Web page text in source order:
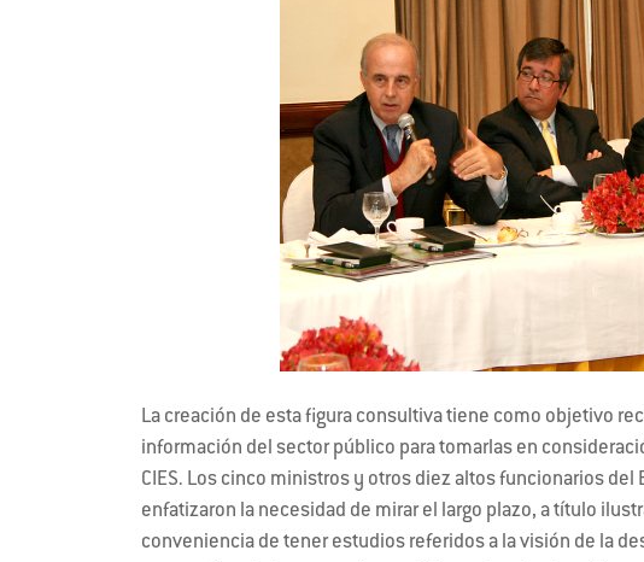
La creación de esta figura consultiva tiene como objetivo
información del sector público para tomarlas en
CIES. Los cinco ministros y otros diez altos funcionarios
enfatizaron la necesidad de mirar el largo plazo, a título
conveniencia de tener estudios referidos a la visión de la